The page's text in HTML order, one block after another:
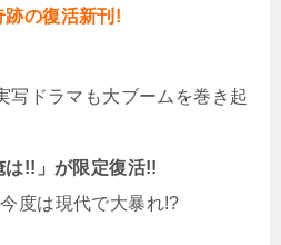
跡の復活新刊!
写ドラマも大ブームを巻き起
は!!」が限定復活!!
度は現代で大暴れ!?